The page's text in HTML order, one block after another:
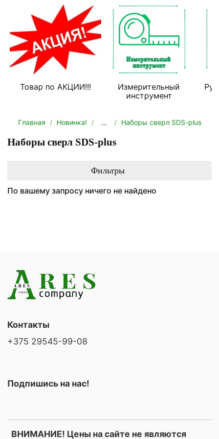
Товар по АКЦИИ!!!
Измерительный
инструмент
Главная Новинка! ... Наборы сверл SDS-plus
Наборы сверл SDS-plus
Фильтры
По вашему запросу ничего не найдено
ВНИМАНИЕ! Цены на сайте не являются
Контакты
+375 29545-99-08
Подпишись на нас!